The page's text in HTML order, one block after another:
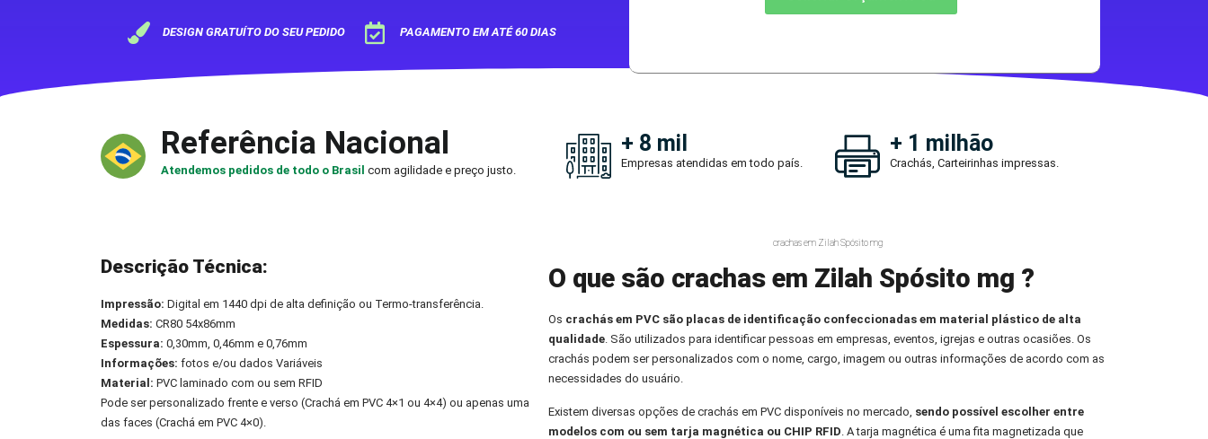
DESIGN GRATUÍTO DO SEU PEDIDO PAGAMENTO EM ATÉ 60 DIAS
Referência Nacional
Atendemos pedidos de todo o Brasil com agilidade e preço justo.
+ 8 mil
Empresas atendidas em todo país.
+ 1 milhão
Crachás, Carteirinhas impressas.
Descrição Técnica:
Impressão: Digital em 1440 dpi de alta definição ou Termo-transferência.
Medidas: CR80 54x86mm
Espessura: 0,30mm, 0,46mm e 0,76mm
Informações: fotos e/ou dados Variáveis
Material: PVC laminado com ou sem RFID
Pode ser personalizado frente e verso (Crachá em PVC 4×1 ou 4×4) ou apenas uma
das faces (Crachá em PVC 4×0).
crachas em Zilah Spósito mg
O que são crachas em Zilah Spósito mg ?
Os crachás em PVC são placas de identificação confeccionadas em material plástico de alta
qualidade. São utilizados para identificar pessoas em empresas, eventos, igrejas e outras ocasiões. Os
crachás podem ser personalizados com o nome, cargo, imagem ou outras informações de acordo com as
necessidades do usuário.
Existem diversas opções de crachás em PVC disponíveis no mercado, sendo possível escolher entre
modelos com ou sem tarja magnética ou CHIP RFID . A tarja magnética é uma fita magnetizada que